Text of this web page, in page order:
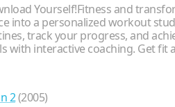
Yourself!Fitness and
into a personalized workout
track your progress, and
with interactive coaching. Get fit
2(2005)